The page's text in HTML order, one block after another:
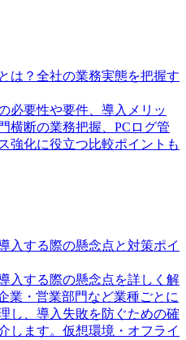
は？全社の業務実態を把握す
必要性や要件、導入メリッ
横断の業務把握、PCログ管
強化に役立つ比較ポイントも
入する際の懸念点と対策ポイ
入する際の懸念点を詳しく解
業・営業部門など業種ごとに
し、導入失敗を防ぐための確
します。仮想環境・オフライ